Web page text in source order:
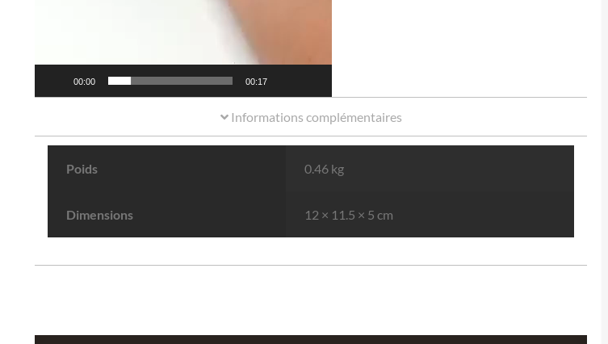
00:00 00:17
Informations complémentaires
Poids 0.46 kg
Dimensions 12 × 11.5 × 5 cm